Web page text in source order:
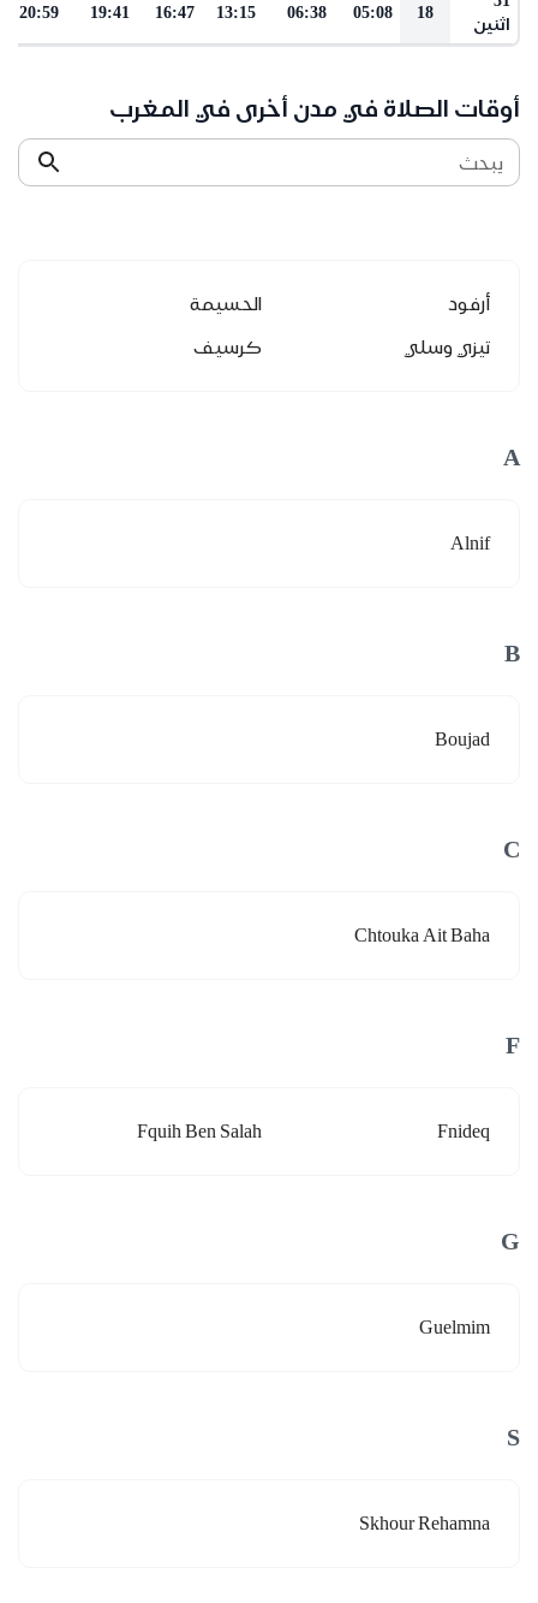
اثنين
18
05:08
06:38
13:15
16:47
19:41
20:59
أوقات الصلاة في مدن أخرى في المغرب
يبحث
أرفود
الحسيمة
تيزي وسلي
كرسيف
A
Alnif
B
Boujad
C
Chtouka Ait Baha
F
Fnideq
Fquih Ben Salah
G
Guelmim
S
Skhour Rehamna